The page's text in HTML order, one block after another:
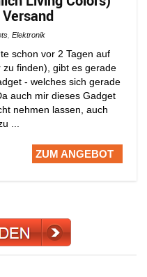
Elektronik
schon vor 2 Tagen auf
finden), gibt es gerade
- welches sich gerade
auch mir dieses Gadget
nehmen lassen, auch
...
ZUM ANGEBOT